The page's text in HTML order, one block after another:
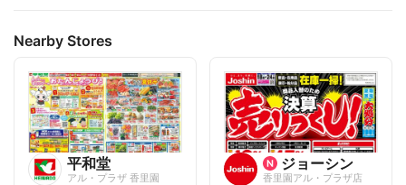
Nearby Stores
平和堂
アル・プラザ 香里園
ジョーシン
香里園アル・プラザ店